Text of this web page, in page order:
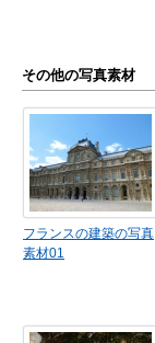
その他の写真素材
フランスの建築の写真
素材01